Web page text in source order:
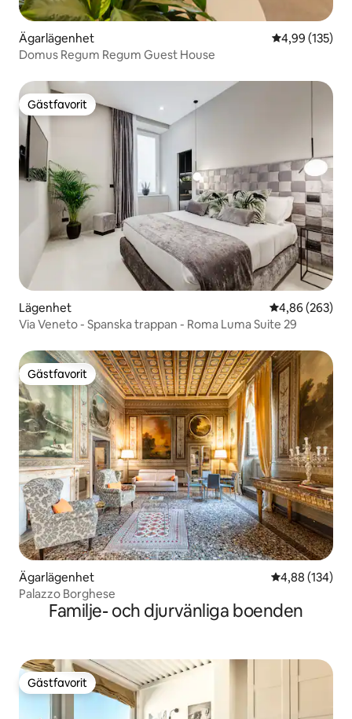
Ägarlägenhet 4,99 av 5 i
4,99 (135)
Domus Regum Regum Guest House
Gästfavorit
Gästfavorit
Lägenhet 4,86 av 5 i
4,86 (263)
Via Veneto - Spanska trappan - Roma Luma Suite 29
Gästfavorit
Gästfavorit
Ägarlägenhet 4,88 av 5 i
4,88 (134)
Palazzo Borghese
Familje- och djurvänliga boenden
Gästfavorit
Gästfavorit